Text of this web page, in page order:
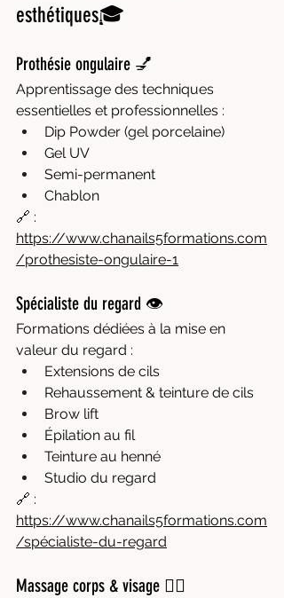
esthétiques🎓
Prothésie ongulaire 💅
Apprentissage des techniques
essentielles et professionnelles :
Dip Powder (gel porcelaine)
Gel UV
Semi-permanent
Chablon
🔗 :
https://www.chanails5formations.com
/prothesiste-ongulaire-1
Spécialiste du regard 👁️
Formations dédiées à la mise en
valeur du regard :
Extensions de cils
Rehaussement & teinture de cils
Brow lift
Épilation au fil
Teinture au henné
Studio du regard
🔗 :
https://www.chanails5formations.com
/spécialiste-du-regard
Massage corps & visage 💆‍♀️